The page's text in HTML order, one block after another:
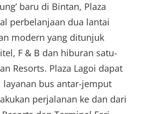
baru di Bintan, Plaza
perbelanjaan dua lantai
modern yang ditunjuk
F & B dan hiburan satu-
Resorts. Plaza Lagoi dapat
layanan bus antar-jemput
perjalanan ke dan dari